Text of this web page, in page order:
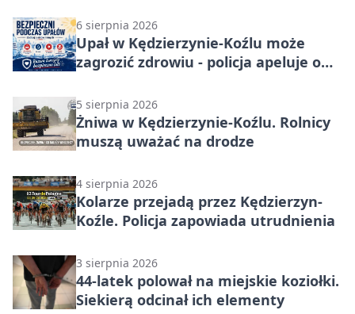
6 sierpnia 2026
Upał w Kędzierzynie-Koźlu może
zagrozić zdrowiu - policja apeluje o
5 sierpnia 2026
Żniwa w Kędzierzynie-Koźlu. Rolnicy
muszą uważać na drodze
4 sierpnia 2026
Kolarze przejadą przez Kędzierzyn-
Koźle. Policja zapowiada utrudnienia
3 sierpnia 2026
44-latek polował na miejskie koziołki.
Siekierą odcinał ich elementy